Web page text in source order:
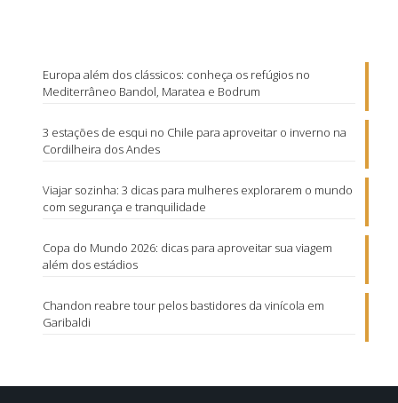
Europa além dos clássicos: conheça os refúgios no
Mediterrâneo Bandol, Maratea e Bodrum
3 estações de esqui no Chile para aproveitar o inverno na
Cordilheira dos Andes
Viajar sozinha: 3 dicas para mulheres explorarem o mundo
com segurança e tranquilidade
Copa do Mundo 2026: dicas para aproveitar sua viagem
além dos estádios
Chandon reabre tour pelos bastidores da vinícola em
Garibaldi